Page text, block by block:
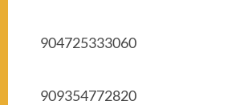
904725333060
909354772820